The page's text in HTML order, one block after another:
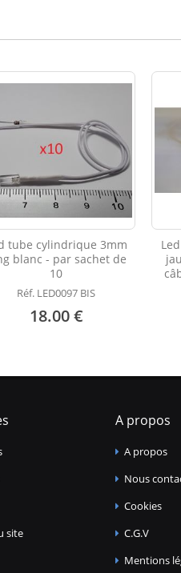
tube cylindrique 3mm
blanc - par sachet de
10
Réf. LED0097 BIS
18.00 €
site
A propos
A propos
Nous
Cookies
C.G.V
Mentions